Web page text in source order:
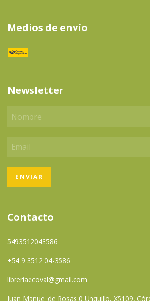
Medios de envío
Newsletter
Contacto
5493512043586
+54 9 3512 04-3586
libreriaecoval@gmail.com
Juan Manuel de Rosas 0 Unquillo, X5109,